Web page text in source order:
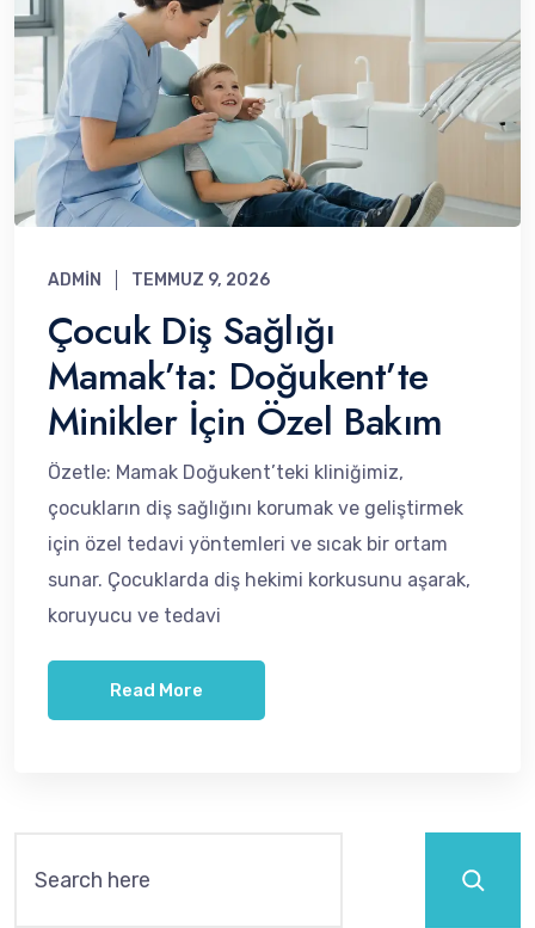
ADMIN TEMMUZ 9, 2026
Çocuk Diş Sağlığı
Mamak’ta: Doğukent’te
Minikler İçin Özel Bakım
Özetle: Mamak Doğukent’teki kliniğimiz,
çocukların diş sağlığını korumak ve geliştirmek
için özel tedavi yöntemleri ve sıcak bir ortam
sunar. Çocuklarda diş hekimi korkusunu aşarak,
koruyucu ve tedavi
Read More